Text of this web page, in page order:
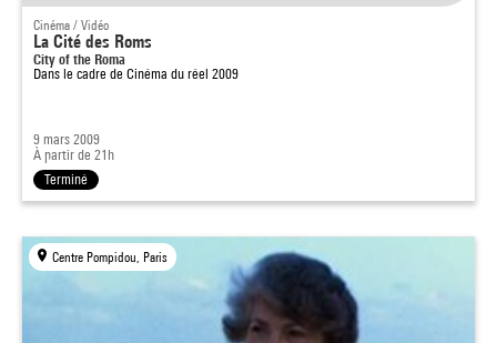
Cinéma / Vidéo
La Cité des Roms
City of the Roma
Dans le cadre de Cinéma du réel 2009
9 mars 2009
À partir de 21h
Terminé
Centre Pompidou, Paris